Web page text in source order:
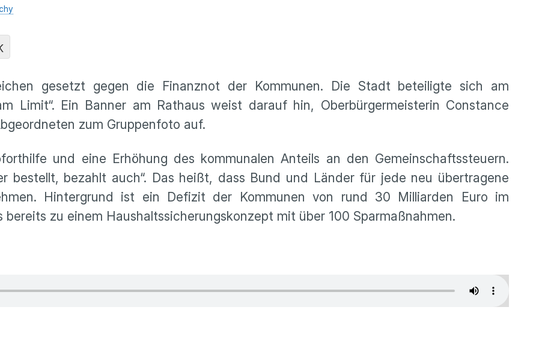
gesetzt gegen die Finanznot der Kommunen. Die Stadt beteiligte sich am
Limit“. Ein Banner am Rathaus weist darauf hin, Oberbürgermeisterin Constance
zum Gruppenfoto auf.
und eine Erhöhung des kommunalen Anteils an den Gemeinschaftssteuern.
bestellt, bezahlt auch“. Das heißt, dass Bund und Länder für jede neu übertragene
Hintergrund ist ein Defizit der Kommunen von rund 30 Milliarden Euro im
zu einem Haushaltssicherungskonzept mit über 100 Sparmaßnahmen.